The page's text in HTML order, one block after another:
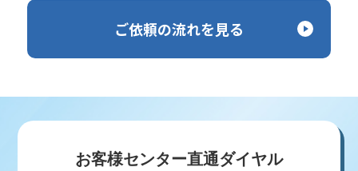
ご依頼の流れを見る
お客様センター直通ダイヤル